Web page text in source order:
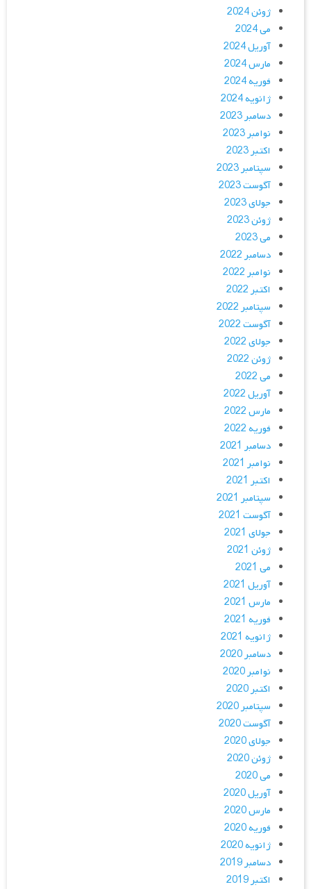
ژوئن 2024
می 2024
آوریل 2024
مارس 2024
فوریه 2024
ژانویه 2024
دسامبر 2023
نوامبر 2023
اکتبر 2023
سپتامبر 2023
آگوست 2023
جولای 2023
ژوئن 2023
می 2023
دسامبر 2022
نوامبر 2022
اکتبر 2022
سپتامبر 2022
آگوست 2022
جولای 2022
ژوئن 2022
می 2022
آوریل 2022
مارس 2022
فوریه 2022
دسامبر 2021
نوامبر 2021
اکتبر 2021
سپتامبر 2021
آگوست 2021
جولای 2021
ژوئن 2021
می 2021
آوریل 2021
مارس 2021
فوریه 2021
ژانویه 2021
دسامبر 2020
نوامبر 2020
اکتبر 2020
سپتامبر 2020
آگوست 2020
جولای 2020
ژوئن 2020
می 2020
آوریل 2020
مارس 2020
فوریه 2020
ژانویه 2020
دسامبر 2019
اکتبر 2019